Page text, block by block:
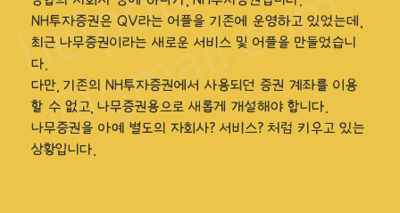
NH투자증권은 QV라는 어플을 기존에 운영하고 있었는데,
최근 나무증권이라는 새로운 서비스 및 어플을 만들었습니
다.
다만, 기존의 NH투자증권에서 사용되던 증권 계좌를 이용
할 수 없고, 나무증권용으로 새롭게 개설해야 합니다.
나무증권을 아예 별도의 자회사? 서비스? 처럼 키우고 있는
상황입니다.